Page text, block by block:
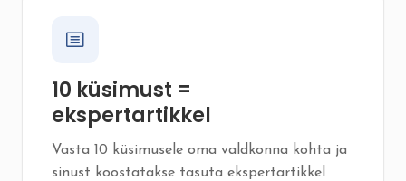
10 küsimust =
ekspertartikkel
Vasta 10 küsimusele oma valdkonna kohta ja
sinust koostatakse tasuta ekspertartikkel